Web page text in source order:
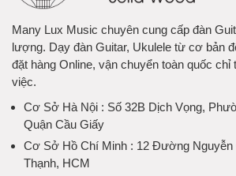
Many Lux Music chuyên cung cấp đàn
lượng. Dạy đàn Guitar, Ukulele từ cơ bản
đặt hàng Online, vận chuyển toàn quốc chỉ
việc.
Cơ Sở Hà Nội : Số 32B Dịch Vọng,
Quận Cầu Giấy
Cơ Sở Hồ Chí Minh : 12 Đường Nguyễn
Thạnh, HCM